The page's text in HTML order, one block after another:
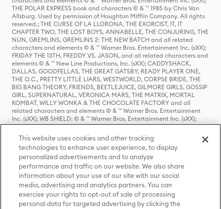
THE POLAR EXPRESS book and characters © & ™ 1985 by Chris Van
Allsburg. Used by permission of Houghton Mifflin Company. All rights
reserved.; THE CURSE OF LA LLORONA, THE EXORCIST, IT, IT
CHAPTER TWO, THE LOST BOYS, ANNABELLE, THE CONJURING, THE
NUN, GREMLINS, GREMLINS 2: THE NEW BATCH and all related
characters and elements © & ™ Warner Bros. Entertainment Inc. (sXX);
FRIDAY THE 13TH, FREDDY VS. JASON, and all related characters and
elements © & ™ New Line Productions, Inc. (sXX); CADDYSHACK,
DALLAS, GOODFELLAS, THE GREAT GATSBY, READY PLAYER ONE,
THE O.C., PRETTY LITTLE LIARS, WESTWORLD, CORPSE BRIDE, THE
BIG BANG THEORY, FRIENDS, BEETLEJUICE, GILMORE GIRLS, GOSSIP
GIRL, SUPERNATURAL, VERONICA MARS, THE MATRIX, MORTAL
KOMBAT, WILLY WONKA & THE CHOCOLATE FACTORY and all
related characters and elements © & ™ Warner Bros. Entertainment
Inc. (sXX); WB SHIELD: © & ™ Warner Bros. Entertainment Inc. (sXX);
HOUSE OF THE DRAGON, GAME OF THRONES, and all related
characters and elements © & ™ Home Box Office, Inc. (sXX); CHILLING
ADVENTURES OF SABRINA, RIVERDALE © & ™ Warner Bros.
Entertainment Inc. Archie Comics and all related characters and
elements © & ™ Archie Comic Publications, Inc. Used with permission.
(sXX); SEINFELD and all related characters and elements © & ™ Castle
Rock Entertainment. (sXX); TED LASSO © & ™ Warner Bros.
Entertainment Inc. & Universal Television LLC (sXX); THE HOBBIT: AN
UNEXPECTED JOURNEY, THE HOBBIT: THE DESOLATION OF SMAUG,
THE HOBBIT: THE BATTLE OF THE FIVE ARMIES, THE LORD OF THE
RINGS: THE FELLOWSHIP OF THE RING, THE LORD OF THE RINGS: THE
This website uses cookies and other tracking
technologies to enhance user experience, to display
personalized advertisements and to analyze
performance and traffic on our website. We also share
information about your use of our site with our social
media, advertising and analytics partners. You can
exercise your rights to opt-out of sale of processing
personal data for targeted advertising by clicking the